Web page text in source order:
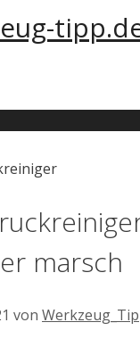
marsch
von